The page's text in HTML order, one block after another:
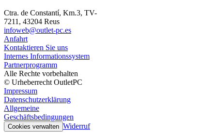
Ctra. de Constantí, Km.3, TV-
7211, 43204 Reus
infoweb@outlet-pc.es
Anfahrt
Kontaktieren Sie uns
Internes Informationssystem
Partnerprogramm
Alle Rechte vorbehalten
© Urheberrecht OutletPC
Impressum
Datenschutzerklärung
Allgemeine
Geschäftsbedingungen
Cookies verwalten Widerruf